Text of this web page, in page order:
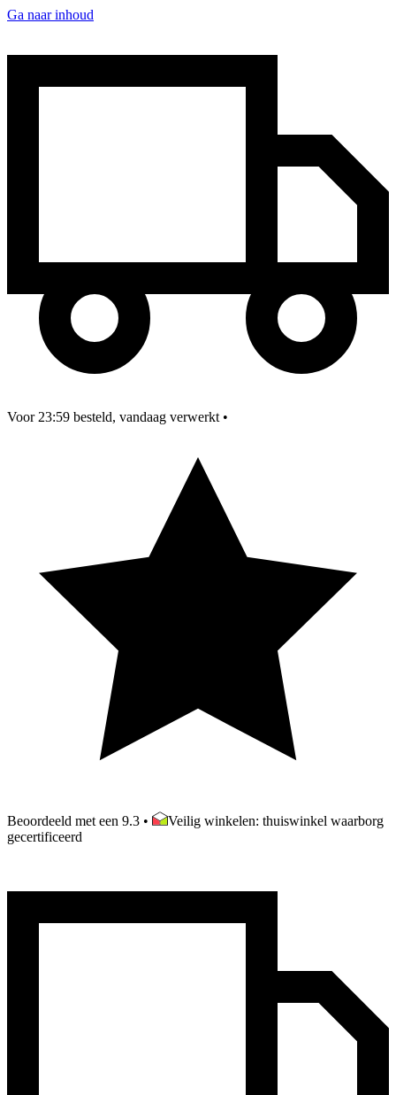
Ga naar inhoud
Voor 23:59 besteld, vandaag verwerkt •
Beoordeeld met een 9.3 •
Veilig winkelen: thuiswinkel waarborg
gecertificeerd